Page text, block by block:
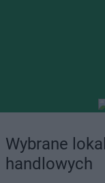
Wybrane
handlowych